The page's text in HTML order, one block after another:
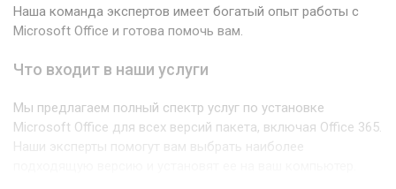
Наша команда экспертов имеет богатый опыт работы с
Microsoft Office и готова помочь вам.
Что входит в наши услуги
Мы предлагаем полный спектр услуг по установке
Microsoft Office для всех версий пакета, включая Office 365.
Наши эксперты помогут вам выбрать наиболее